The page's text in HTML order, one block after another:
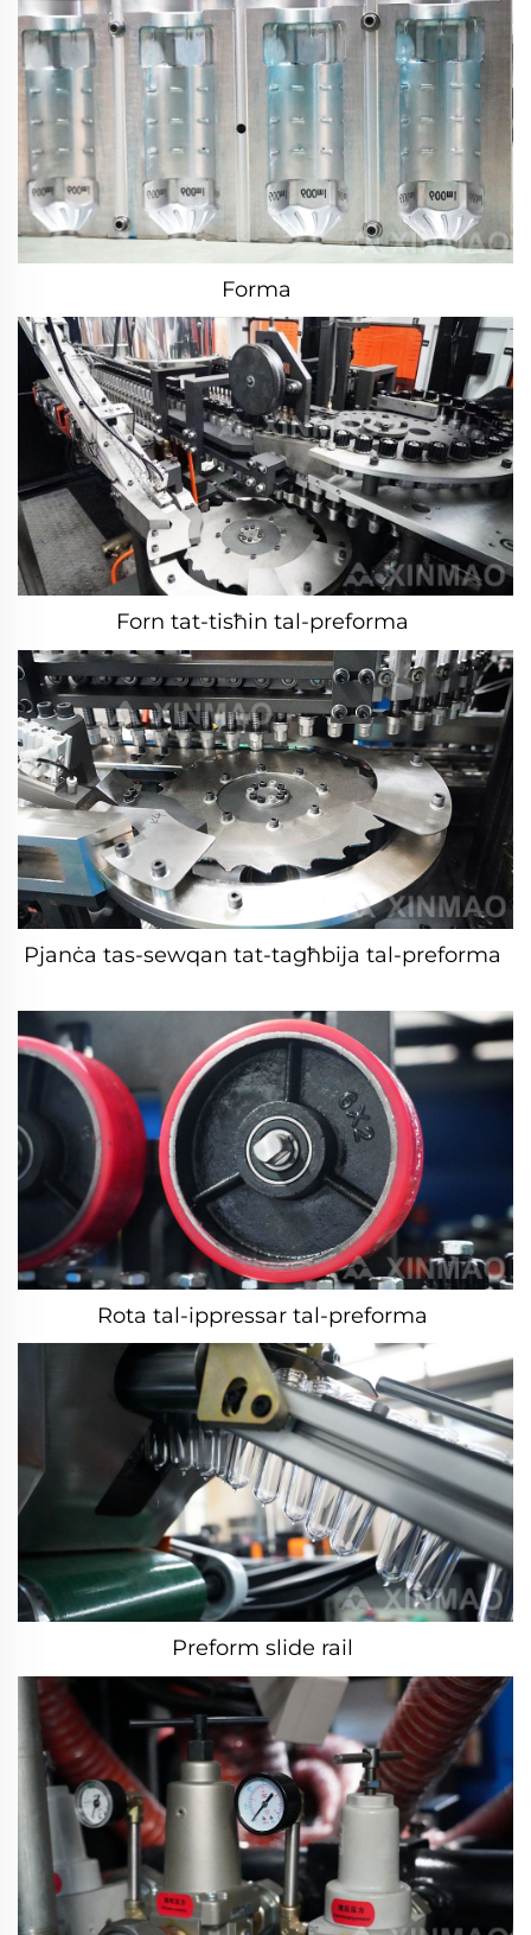
Forma
Forn tat-tisħin tal-preforma
Pjanċa tas-sewqan tat-tagħbija tal-preforma
Rota tal-ippressar tal-preforma
Preform slide rail